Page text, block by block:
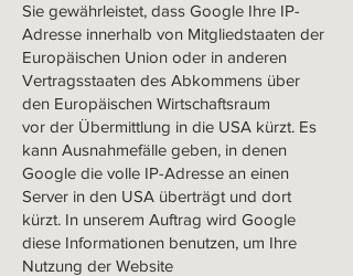
Sie gewährleistet, dass Google Ihre IP-
Adresse innerhalb von Mitgliedstaaten der
Europäischen Union oder in anderen
Vertragsstaaten des Abkommens über
den Europäischen Wirtschaftsraum
vor der Übermittlung in die USA kürzt. Es
kann Ausnahmefälle geben, in denen
Google die volle IP-Adresse an einen
Server in den USA überträgt und dort
kürzt. In unserem Auftrag wird Google
diese Informationen benutzen, um Ihre
Nutzung der Website